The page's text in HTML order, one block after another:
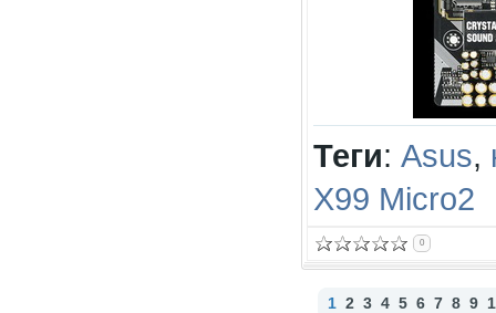
Теги: Asus,
X99 Micro2
0
1 2 3 4 5 6 7 8 9